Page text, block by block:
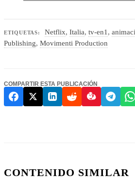
ETIQUETAS: Netflix, Italia, tv-en1 ,
Publishing, Movimenti Production
COMPARTIR ESTA PUBLICACIÓN
CONTENIDO SIMILAR